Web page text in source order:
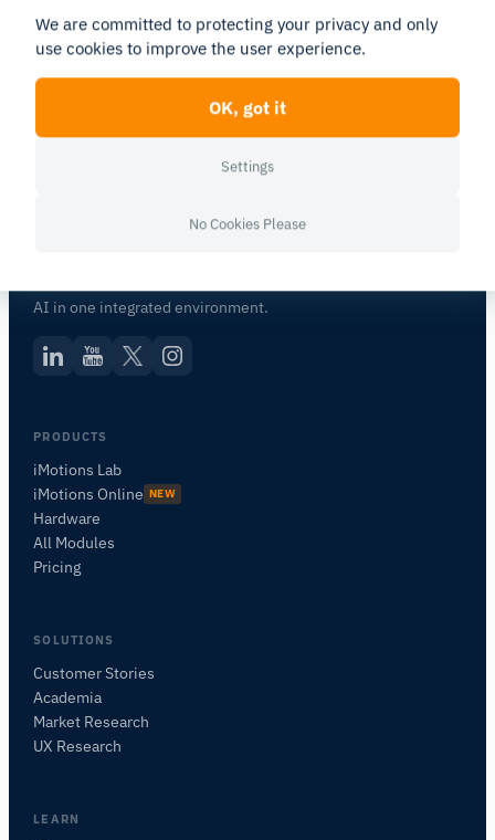
Get a personalized walkthrough of the iMotions platform.
Book a Demo
AI in one integrated environment.
PRODUCTS
iMotions Lab
iMotions Online NEW
Hardware
All Modules
Pricing
SOLUTIONS
Customer Stories
Academia
Market Research
UX Research
LEARN
We are committed to protecting your privacy and only
use cookies to improve the user experience.
OK, got it
Settings
No Cookies Please
Posez des questions sur les méthodes de